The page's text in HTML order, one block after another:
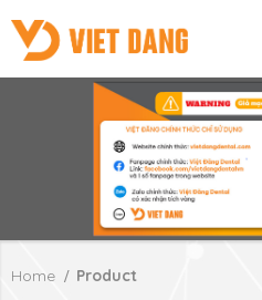
Home Product